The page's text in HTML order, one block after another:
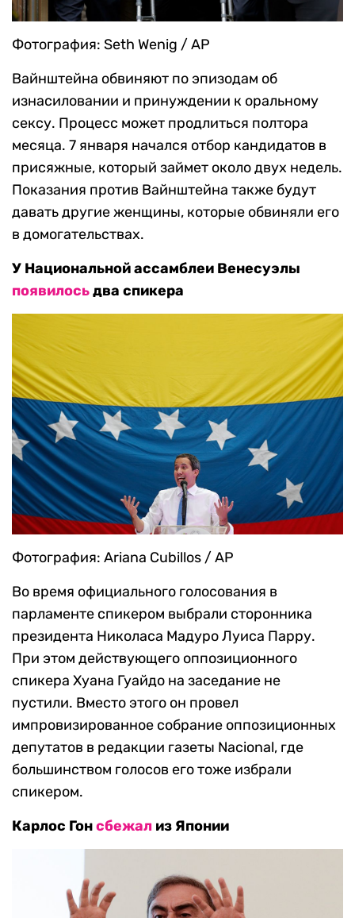
Фотография: Seth Wenig / AP
Вайнштейна обвиняют по эпизодам об
изнасиловании и принуждении к оральному
сексу. Процесс может продлиться полтора
месяца. 7 января начался отбор кандидатов в
присяжные, который займет около двух недель.
Показания против Вайнштейна также будут
давать другие женщины, которые обвиняли его
в домогательствах.
У Национальной ассамблеи Венесуэлы
появилосьдва спикера
Фотография: Ariana Cubillos / AP
Во время официального голосования в
парламенте спикером выбрали сторонника
президента Николаса Мадуро Луиса Парру.
При этом действующего оппозиционного
спикера Хуана Гуайдо на заседание не
пустили. Вместо этого он провел
импровизированное собрание оппозиционных
депутатов в редакции газеты Nacional, где
большинством голосов его тоже избрали
спикером.
Карлос Гонсбежал из Японии